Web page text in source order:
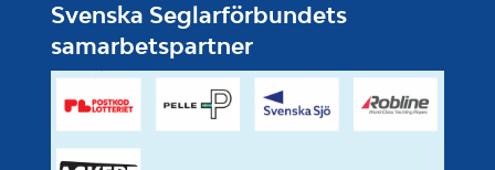
Svenska Seglarförbundets
samarbetspartner